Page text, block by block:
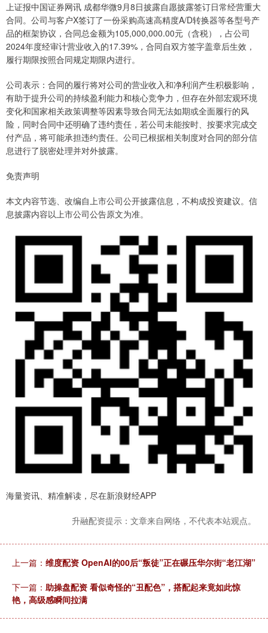
上证报中国证券网讯 成都华微9月8日披露自愿披露签订日常经营重大
合同。公司与客户X签订了一份采购高速高精度A/D转换器等各型号产
品的框架协议，合同总金额为105,000,000.00元（含税），占公司
2024年度经审计营业收入的17.39%，合同自双方签字盖章后生效，
履行期限按照合同规定期限内进行。
公司表示：合同的履行将对公司的营业收入和净利润产生积极影响，
有助于提升公司的持续盈利能力和核心竞争力，但存在外部宏观环境
变化和国家相关政策调整等因素导致合同无法如期或全面履行的风
险，同时合同中还明确了违约责任，若公司未能按时、按要求完成交
付产品，将可能承担违约责任。公司已根据相关制度对合同的部分信
息进行了脱密处理并对外披露。
免责声明
本文内容节选、改编自上市公司公开披露信息，不构成投资建议。信
息披露内容以上市公司公告原文为准。
海量资讯、精准解读，尽在新浪财经APP
升融配资提示：文章来自网络，不代表本站观点。
上一篇： 维度配资 OpenAI的00后“叛徒”正在碾压华尔街“老江湖”
下一篇： 助操盘配资 看似奇怪的“丑配色”，搭配起来竟如此惊
艳，高级感瞬间拉满